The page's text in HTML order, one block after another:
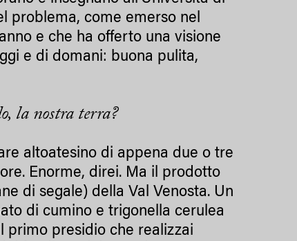
problema, come emerso nel
e che ha offerto una visione
e di domani: buona pulita,
la nostra terra?
altoatesino di appena due o tre
Enorme, direi. Ma il prodotto
di segale) della Val Venosta. Un
di cumino e trigonella cerulea
primo presidio che realizzai